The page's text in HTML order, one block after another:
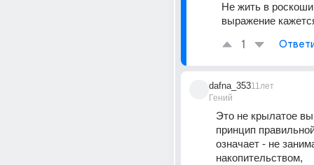
Не жить в
выражение
1
dafna_353
Гений
11лет
Это не крылатое
принцип
означает - не
накопительством,